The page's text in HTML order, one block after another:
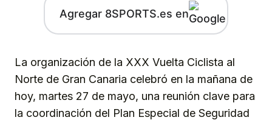
Agregar 8SPORTS.es en
La organización de la XXX Vuelta Ciclista al
Norte de Gran Canaria celebró en la mañana de
hoy, martes 27 de mayo, una reunión clave para
la coordinación del Plan Especial de Seguridad